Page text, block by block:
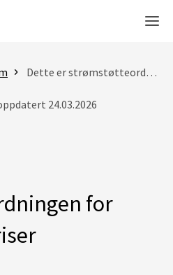
Dette er strømstøtteordningen for høye strømpriser
24.03.2026
for